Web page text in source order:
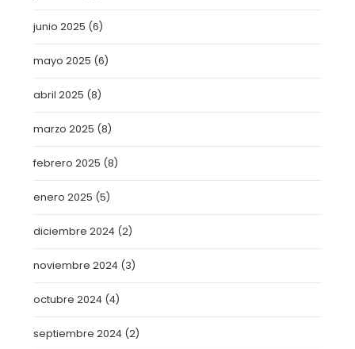
junio 2025 (6)
mayo 2025 (6)
abril 2025 (8)
marzo 2025 (8)
febrero 2025 (8)
enero 2025 (5)
diciembre 2024 (2)
noviembre 2024 (3)
octubre 2024 (4)
septiembre 2024 (2)